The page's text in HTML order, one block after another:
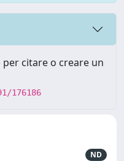
citare o creare un
176186
ND